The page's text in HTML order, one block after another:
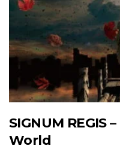
SIGNUM REGIS
World